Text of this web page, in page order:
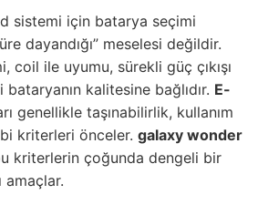
sistemi için batarya seçimi
dayandığı” meselesi değildir.
coil ile uyumu, sürekli güç çıkışı
kalitesine bağlıdır. E-
genellikle taşınabilirlik, kullanım
kriterleri önceler. galaxy wonder
kriterlerin çoğunda dengeli bir
amaçlar.